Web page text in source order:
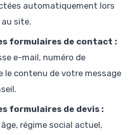
automatiquement lors
site.
formulaires de contact :
e-mail, numéro de
le contenu de votre message
formulaires de devis :
régime social actuel,